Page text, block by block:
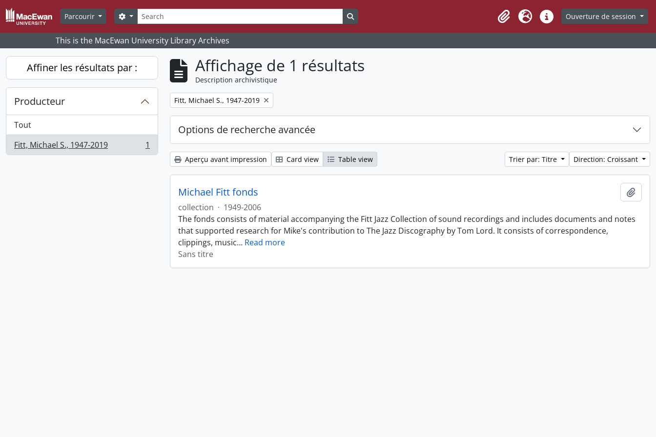
Skip to main content
Parcourir
Rechercher
Search options
ClipboardLangueLiens rapidesOuverture de session
This is the MacEwan University Library Archives
Affiner les résultats par :
Producteur
Tout
Fitt, Michael S., 1947-2019
, 1 résultats 1
Affichage de 1 résultats
Description archivistique
Remove filter:
Fitt, Michael S., 1947-2019
Options de recherche avancée
Aperçu avant impression Card view Table view Trier par: Titre Direction: Croissant
Michael Fitt fonds
collection · 1949-2006
The fonds consists of material accompanying the Fitt Jazz Collection of sound recordings and includes documents and notes
that supported research for Mike's contribution to The Jazz Discography by Tom Lord. It consists of correspondence,
clippings, music… Read more
Sans titre